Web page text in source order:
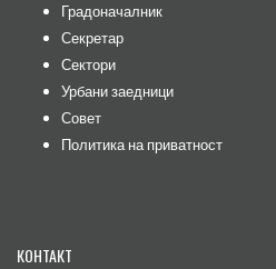
Градоначалник
Секретар
Сектори
Урбани заедници
Совет
Политика на приватност
КОНТАКТ